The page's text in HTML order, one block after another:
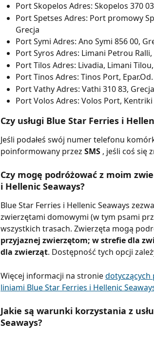
Port Skopelos Adres: Skopelos 370
Port Spetses Adres: Port promowy
Grecja
Port Symi Adres: Ano Symi 856 00,
Port Syros Adres: Limani Petrou Ralli,
Port Tilos Adres: Livadia, Limani
Port Tinos Adres: Tinos Port,
Port Vathy Adres: Vathi 310 83, Grecja
Port Volos Adres: Volos Port,
Czy usługi Blue Star Ferries i
Jeśli podałeś swój numer telefonu
poinformowany przez SMS , jeśli coś się
Czy mogę podróżować z moim
i Hellenic Seaways?
Blue Star Ferries i Hellenic Seaways
zwierzętami domowymi (w tym psami
wszystkich trasach. Zwierzęta mogą
przyjaznej zwierzętom; w strefie dla
dla zwierząt. Dostępność tych opcji
Więcej informacji na stronie
liniami Blue Star Ferries i Hellenic
Jakie są warunki korzystania z
Seaways?